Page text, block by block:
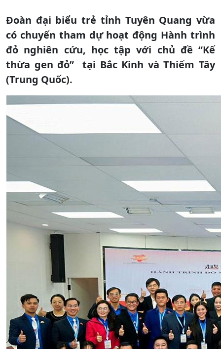
Đoàn đại biểu trẻ tỉnh Tuyên Quang vừa
có chuyến tham dự hoạt động Hành trình
đỏ nghiên cứu, học tập với chủ đề “Kế
thừa gen đỏ” tại Bắc Kinh và Thiểm Tây
(Trung Quốc).